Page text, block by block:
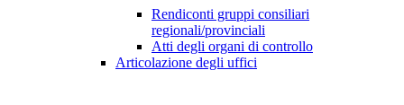
Rendiconti gruppi consiliari
regionali/provinciali
Atti degli organi di controllo
Articolazione degli uffici